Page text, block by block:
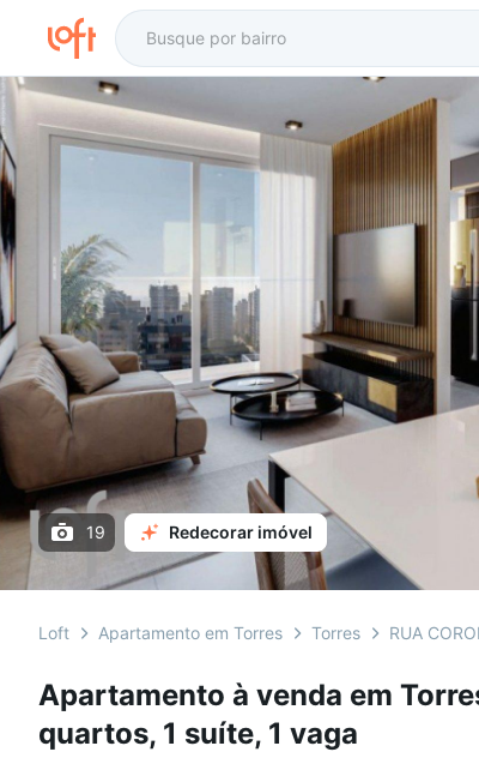
19 Redecorar imóvel
Loft Apartamento em Torres Torres RUA
Apartamento à venda em
quartos, 1 suíte, 1 vaga